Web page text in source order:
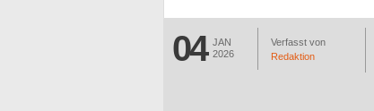
04 JAN
2026
Verfasst von
Redaktion